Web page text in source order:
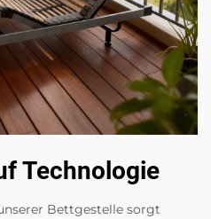
Technologie
Bettgestelle sorgt